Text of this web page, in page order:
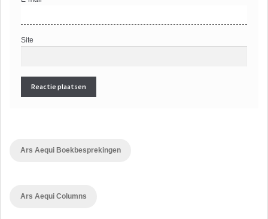
Site
Ars Aequi Boekbesprekingen
Ars Aequi Columns